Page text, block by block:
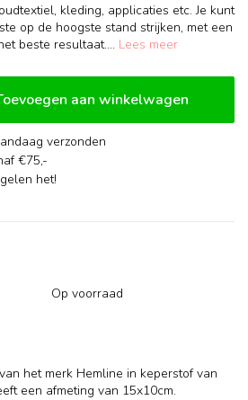
kleding, applicaties etc. Je kunt
op de hoogste stand strijken, met een
beste resultaat.... Lees meer
aan winkelwagen
verzonden
€75,-
het!
Op voorraad
het merk Hemline in keperstof van
een afmeting van 15x10cm.